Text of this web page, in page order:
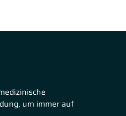
um immer auf